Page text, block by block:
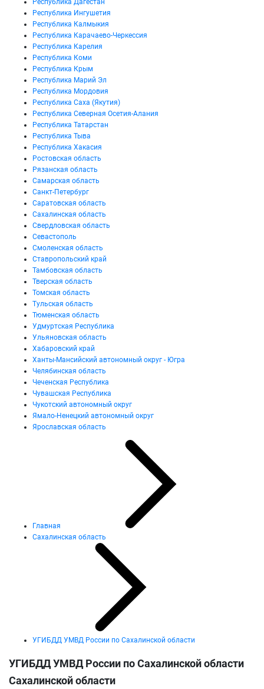
Республика Дагестан
Республика Ингушетия
Республика Калмыкия
Республика Карачаево-Черкессия
Республика Карелия
Республика Коми
Республика Крым
Республика Марий Эл
Республика Мордовия
Республика Саха (Якутия)
Республика Северная Осетия-Алания
Республика Татарстан
Республика Тыва
Республика Хакасия
Ростовская область
Рязанская область
Самарская область
Санкт-Петербург
Саратовская область
Сахалинская область
Свердловская область
Севастополь
Смоленская область
Ставропольский край
Тамбовская область
Тверская область
Томская область
Тульская область
Тюменская область
Удмуртская Республика
Ульяновская область
Хабаровский край
Ханты-Мансийский автономный округ - Югра
Челябинская область
Чеченская Республика
Чувашская Республика
Чукотский автономный округ
Ямало-Ненецкий автономный округ
Ярославская область
Главная
Сахалинская область
УГИБДД УМВД России по Сахалинской области
УГИБДД УМВД России по Сахалинской области
Сахалинской области